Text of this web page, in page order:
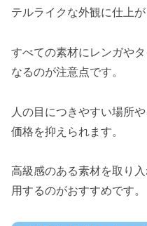
テルライクな外観に仕上が
すべての素材にレンガや
なるのが注意点です。
人の目につきやすい場所
価格を抑えられます。
高級感のある素材を取り
用するのがおすすめです。